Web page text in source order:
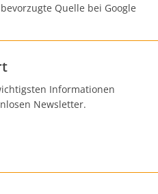
bevorzugte Quelle bei Google
Informationen
Newsletter.